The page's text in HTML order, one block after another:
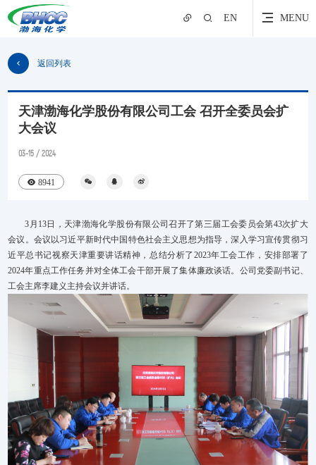
EN MENU
返回列表
天津渤海化学股份有限公司工会 召开全委员会扩
大会议
03-15 / 2024
8941
3月13日，天津渤海化学股份有限公司召开了第三届工会委员会第43次扩大
会议。会议以习近平新时代中国特色社会主义思想为指导，深入学习宣传贯彻习
近平总书记视察天津重要讲话精神，总结分析了2023年工会工作，安排部署了
2024年重点工作任务并对全体工会干部开展了集体廉政谈话。公司党委副书记、
工会主席李建义主持会议并讲话。